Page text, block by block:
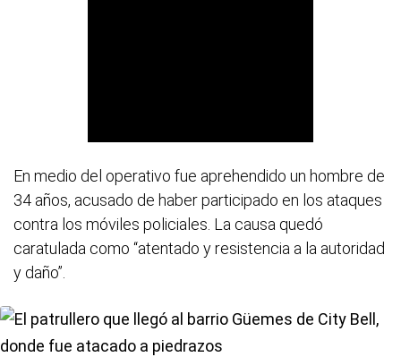
En medio del operativo fue aprehendido un hombre de
34 años, acusado de haber participado en los ataques
contra los móviles policiales. La causa quedó
caratulada como “atentado y resistencia a la autoridad
y daño”.